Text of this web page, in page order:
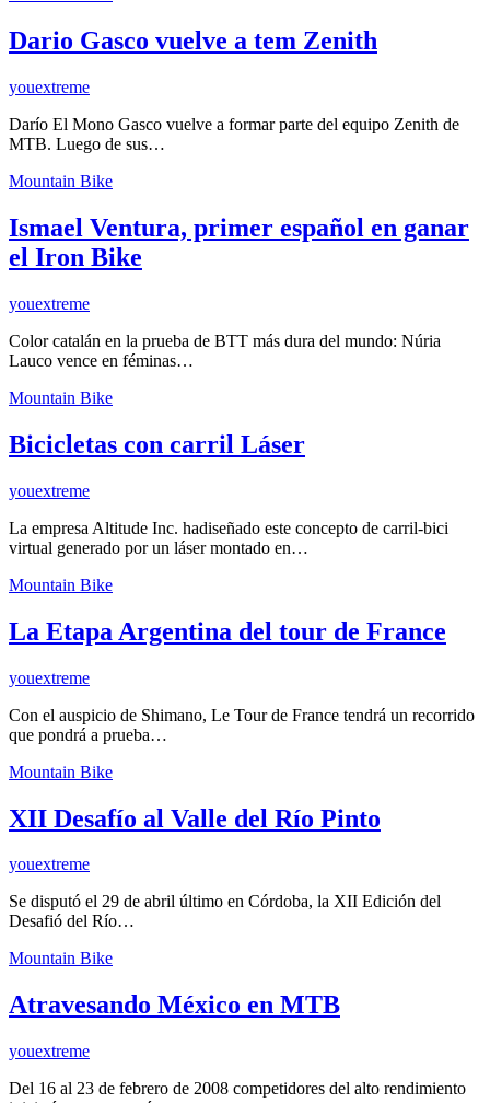
Dario Gasco vuelve a tem Zenith
youextreme
Darío El Mono Gasco vuelve a formar parte del equipo Zenith de
MTB. Luego de sus…
Mountain Bike
Ismael Ventura, primer español en ganar
el Iron Bike
youextreme
Color catalán en la prueba de BTT más dura del mundo: Núria
Lauco vence en féminas…
Mountain Bike
Bicicletas con carril Láser
youextreme
La empresa Altitude Inc. hadiseñado este concepto de carril-bici
virtual generado por un láser montado en…
Mountain Bike
La Etapa Argentina del tour de France
youextreme
Con el auspicio de Shimano, Le Tour de France tendrá un recorrido
que pondrá a prueba…
Mountain Bike
XII Desafío al Valle del Río Pinto
youextreme
Se disputó el 29 de abril último en Córdoba, la XII Edición del
Desafió del Río…
Mountain Bike
Atravesando México en MTB
youextreme
Del 16 al 23 de febrero de 2008 competidores del alto rendimiento